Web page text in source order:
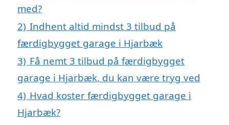
med?
2) Indhent altid mindst 3 tilbud på
færdigbygget garage i Hjarbæk
3) Få nemt 3 tilbud på færdigbygget
garage i Hjarbæk, du kan være tryg ved
4) Hvad koster færdigbygget garage i
Hjarbæk?